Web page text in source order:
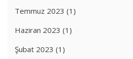
Temmuz 2023 (1)
Haziran 2023 (1)
Şubat 2023 (1)